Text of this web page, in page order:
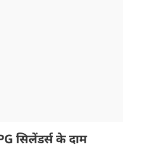
सिलेंडर्स के दाम